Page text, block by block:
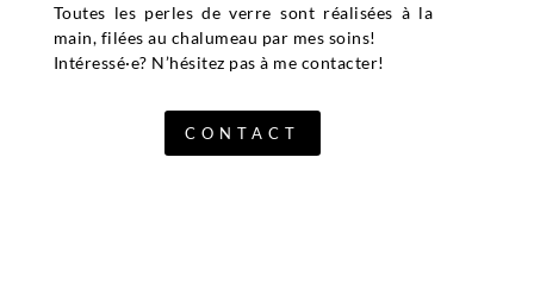
Toutes les perles de verre sont réalisées à la
main, filées au chalumeau par mes soins!
Intéressé·e? N’hésitez pas à me contacter!
CONTACT